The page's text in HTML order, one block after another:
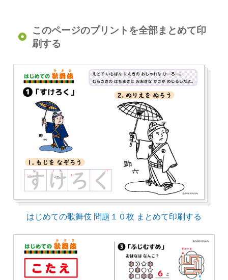
このページのプリントを全部まとめて印
刷する
はじめての歌舞伎 問題１０枚 まとめて印刷する